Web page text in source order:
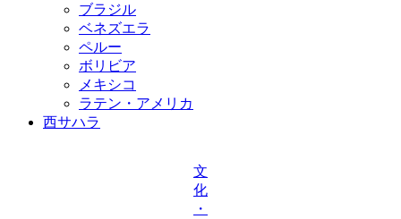
ブラジル
ベネズエラ
ペルー
ボリビア
メキシコ
ラテン・アメリカ
西サハラ
文
化
・